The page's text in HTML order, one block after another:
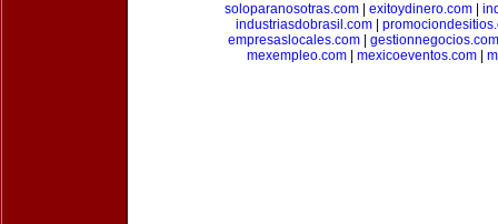
soloparanosotras.com
exitoydinero.com
industriasdobrasil.com|
empresaslocales.com| gestionnegocios.com
mexempleo.com| mexicoeventos.com|